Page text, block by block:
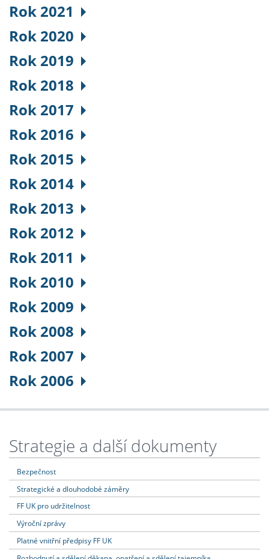
Rok 2021
Rok 2020
Rok 2019
Rok 2018
Rok 2017
Rok 2016
Rok 2015
Rok 2014
Rok 2013
Rok 2012
Rok 2011
Rok 2010
Rok 2009
Rok 2008
Rok 2007
Rok 2006
Strategie a další dokumenty
Bezpečnost
Strategické a dlouhodobé záměry
FF UK pro udržitelnost
Výroční zprávy
Platné vnitřní předpisy FF UK